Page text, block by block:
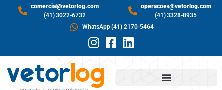
comercial@vetorlog.com
(41) 3022-6732
operacoes@vetorlog.com
(41) 3328-8935
WhatsApp (41) 2170-5464